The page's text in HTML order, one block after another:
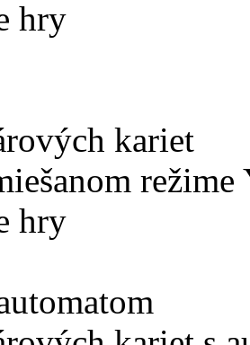
hry
kariet
režime
hry